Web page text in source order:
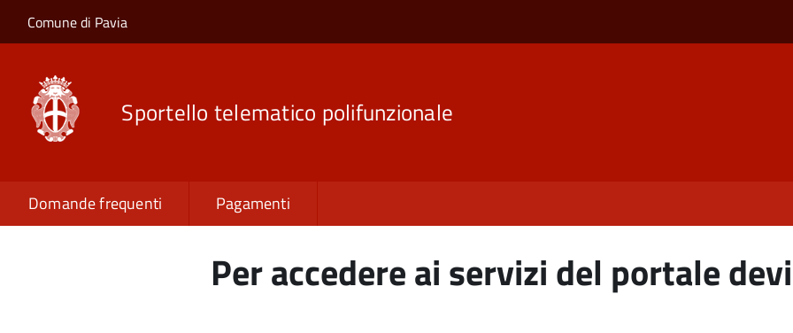
Salta al contenuto principale
Skip to site navigation
Comune di Pavia
Sportello telematico polifunzionale
Domande frequenti Pagamenti
Per accedere ai servizi del portale